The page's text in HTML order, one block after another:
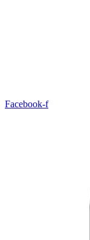
Facebook-f